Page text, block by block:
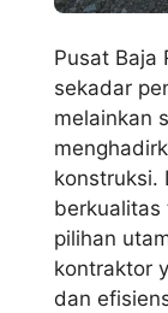
Pusat Baja
sekadar
melainkan
konstruksi.
berkualitas
pilihan
kontraktor
dan